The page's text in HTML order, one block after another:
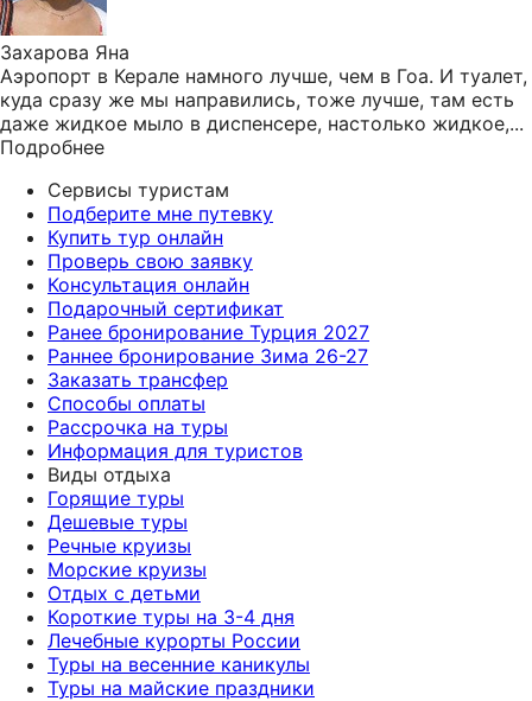
Захарова Яна
Аэропорт в Керале намного лучше, чем в Гоа. И туалет,
куда сразу же мы направились, тоже лучше, там есть
даже жидкое мыло в диспенсере, настолько жидкое,...
Подробнее
Сервисы туристам
Подберите мне путевку
Купить тур онлайн
Проверь свою заявку
Консультация онлайн
Подарочный сертификат
Ранее бронирование Турция 2027
Раннее бронирование Зима 26-27
Заказать трансфер
Способы оплаты
Рассрочка на туры
Информация для туристов
Виды отдыха
Горящие туры
Дешевые туры
Речные круизы
Морские круизы
Отдых с детьми
Короткие туры на 3-4 дня
Лечебные курорты России
Туры на весенние каникулы
Туры на майские праздники